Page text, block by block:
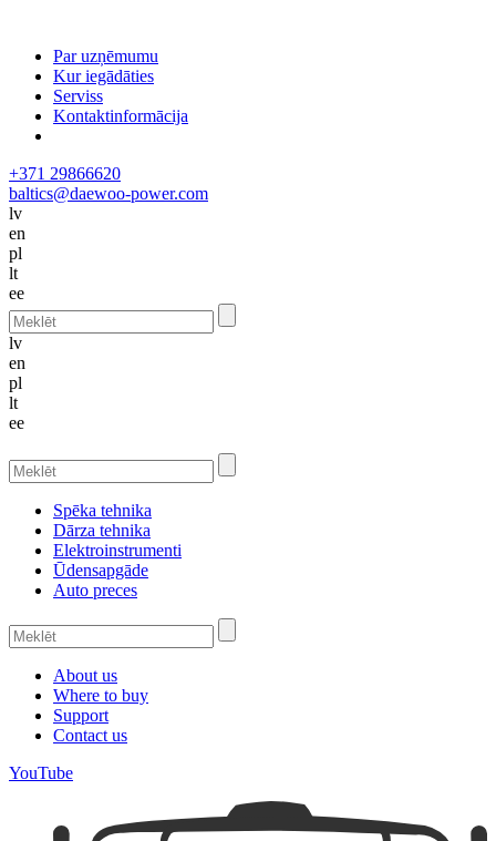
Par uzņēmumu
Kur iegādāties
Serviss
Kontaktinformācija
+371 29866620
baltics@daewoo-power.com
lv
en
pl
lt
ee
lv
en
pl
lt
ee
Spēka tehnika
Dārza tehnika
Elektroinstrumenti
Ūdensapgāde
Auto preces
About us
Where to buy
Support
Contact us
YouTube